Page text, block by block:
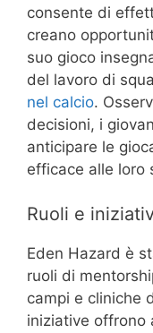
consente di
creano
suo gioco
del lavoro di
nel calcio.
decisioni, i
anticipare le
efficace alle loro
Ruoli e
Eden Hazard è
ruoli di
campi e cliniche
iniziative offrono